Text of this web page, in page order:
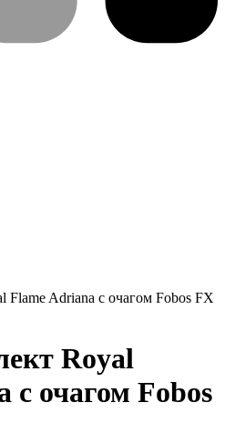
Adriana с очагом Fobos FX
Royal
с очагом Fobos